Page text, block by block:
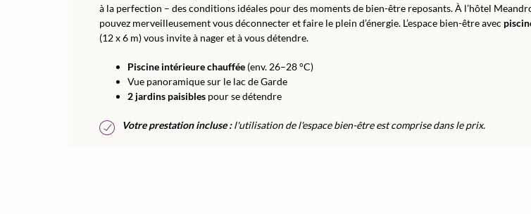
à la perfection – des conditions idéales pour des moments de bien-être reposants. À l’hôtel
pouvez merveilleusement vous déconnecter et faire le plein d’énergie. L’espace bien-être avec
(12 x 6 m) vous invite à nager et à vous détendre.
Piscine intérieure chauffée (env. 26–28 °C)
Vue panoramique sur le lac de Garde
2 jardins paisibles pour se détendre
Votre prestation incluse :l'utilisation de l'espace bien-être est comprise dans le prix.